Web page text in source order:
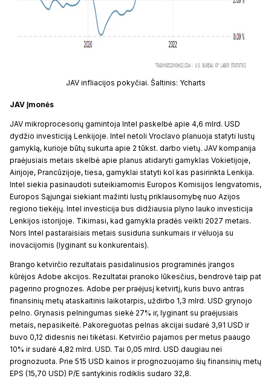
JAV infliacijos pokyčiai. Šaltinis: Ycharts
JAV Įmonės
JAV mikroprocesorių gamintoja Intel paskelbė apie 4,6 mlrd. USD
dydžio investiciją Lenkijoje. Intel netoli Vroclavo planuoja statyti lustų
gamyklą, kurioje būtų sukurta apie 2 tūkst. darbo vietų. JAV kompanija
praėjusiais metais skelbė apie planus atidaryti gamyklas Vokietijoje,
Airijoje, Prancūzijoje, tiesa, gamyklai statyti kol kas pasirinkta Lenkija.
Intel siekia pasinaudoti suteikiamomis Europos Komisijos lengvatomis,
Europos Sąjungai siekiant mažinti lustų priklausomybę nuo Azijos
regiono tiekėjų. Intel investicija bus didžiausia plyno lauko investicija
Lenkijos istorijoje. Tikimasi, kad gamykla pradės veikti 2027 metais.
Nors Intel pastaraisiais metais susiduria sunkumais ir vėluoja su
inovacijomis (lyginant su konkurentais).
Brango ketvirčio rezultatais pasidalinusios programinės įrangos
kūrėjos Adobe akcijos. Rezultatai pranoko lūkesčius, bendrovė taip pat
pagerino prognozes. Adobe per praėjusį ketvirtį, kuris buvo antras
finansinių metų ataskaitinis laikotarpis, uždirbo 1,3 mlrd. USD grynojo
pelno. Grynasis pelningumas siekė 27% ir, lyginant su praėjusiais
metais, nepasikeitė. Pakoreguotas pelnas akcijai sudarė 3,91 USD ir
buvo 0,12 didesnis nei tikėtasi. Ketvirčio pajamos per metus paaugo
10% ir sudarė 4,82 mlrd. USD. Tai 0,05 mlrd. USD daugiau nei
prognozuota. Prie 515 USD kainos ir prognozuojamo šių finansinių metų
EPS (15,70 USD) P/E santykinis rodiklis sudaro 32,8.